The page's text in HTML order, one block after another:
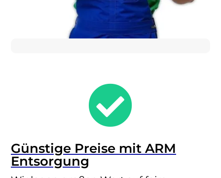

Günstige Preise mit ARM
Entsorgung